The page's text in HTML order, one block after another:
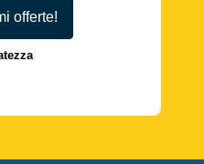
offerte!